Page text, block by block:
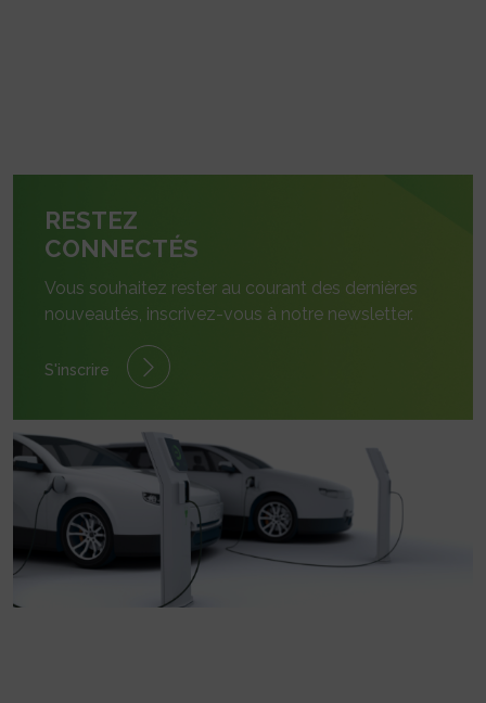
RESTEZ
CONNECTÉS
Vous souhaitez rester au courant des dernières
nouveautés, inscrivez-vous à notre newsletter.
S'inscrire